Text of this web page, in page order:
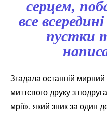
серцем,
все
пустки
Згадала останній
миттєвого друку з
мрії», який зник за один